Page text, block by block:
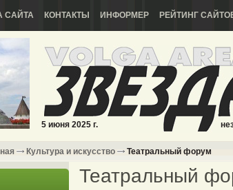
САЙТА КОНТАКТЫ ИНФОРМЕР РЕЙТИНГ
5 июня 2025 г.
Культура и искусство Театральный форум
Театральный